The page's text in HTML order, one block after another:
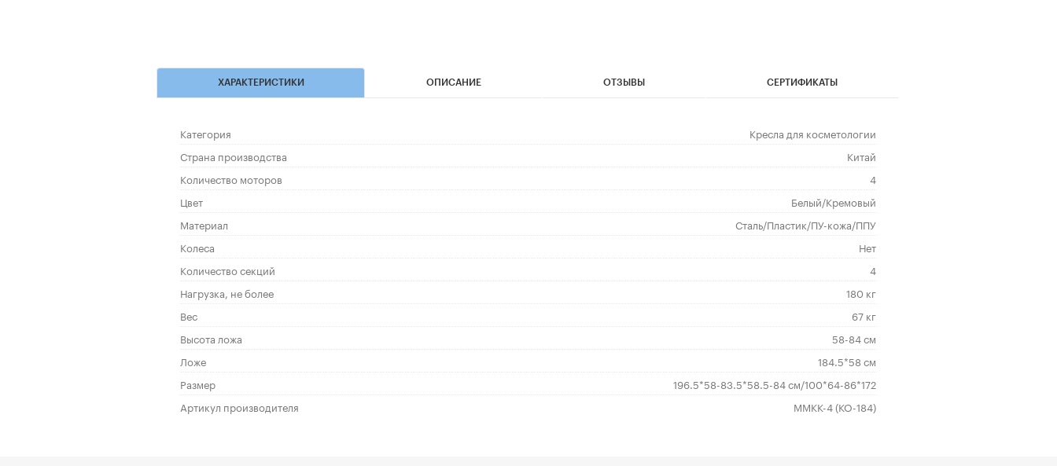
ХАРАКТЕРИСТИКИ ОПИСАНИЕ ОТЗЫВЫ СЕРТИФИКАТЫ
Категория
Кресла для косметологии
Страна производства
Китай
Количество моторов
4
Цвет
Белый/Кремовый
Материал
Сталь/Пластик/ПУ-кожа/ППУ
Колеса
Нет
Количество секций
4
Нагрузка, не более
180 кг
Вес
67 кг
Высота ложа
58-84 см
Ложе
184.5*58 см
Размер
196.5*58-83.5*58.5-84 см/100*64-86*172
Артикул производителя
ММКК-4 (КО-184)